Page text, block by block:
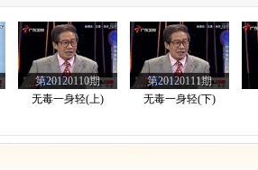
第20120110期
无毒一身轻(上)
第20120111期
无毒一身轻(下)